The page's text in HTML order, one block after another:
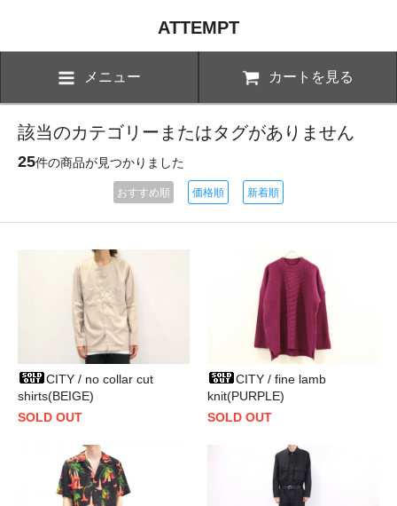
ATTEMPT
メニュー カートを見る
該当のカテゴリーまたはタグがありません
25件の商品が見つかりました
おすすめ順 価格順 新着順
CITY / no collar cut
shirts(BEIGE)
SOLD OUT
CITY / fine lamb
knit(PURPLE)
SOLD OUT